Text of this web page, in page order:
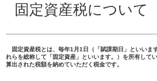
固定資産税について
固定資産税とは、毎年1月1日（「賦課期日」といいま
れらを総称して「固定資産」といいます。）を所有して
算出された税額を納めていただく税金です。